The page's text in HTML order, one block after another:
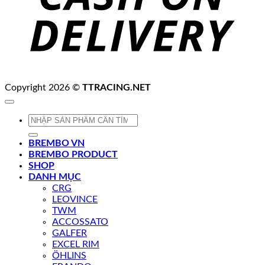
Copyright 2026 © TTRACING.NET
Tìm
BREMBO VN
BREMBO PRODUCT
SHOP
DANH MỤC
CRG
LEOVINCE
TWM
ACCOSSATO
GALFER
EXCEL RIM
ÖHLINS